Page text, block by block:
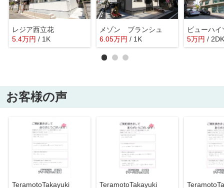
レジア西立花
5.4万円 / 1K
メゾン ブランシュ
6.05万円 / 1K
ビューハ
5万円 / 2DK
お客様の声
TeramotoTakayuki TeramotoTakayuki